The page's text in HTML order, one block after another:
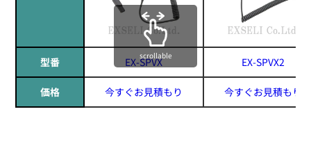
型番 EX-SPVX EX-SPVX2
価格 今すぐお見積もり 今すぐお見積もり
scrollable